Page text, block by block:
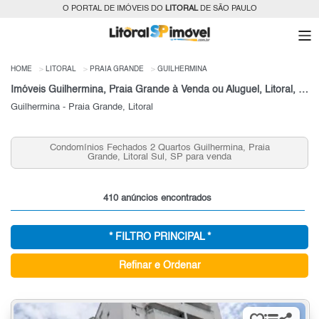
O PORTAL DE IMÓVEIS DO LITORALDE SÃO PAULO
HOME LITORAL PRAIA GRANDE GUILHERMINA
Imóveis Guilhermina, Praia Grande à Venda ou Aluguel, Litoral, SP
Guilhermina - Praia Grande, Litoral
Condomínios Fechados 2 Quartos Guilhermina, Praia
Grande, Litoral Sul, SP para venda
410 anúncios encontrados
* FILTRO PRINCIPAL *
Refinar e Ordenar